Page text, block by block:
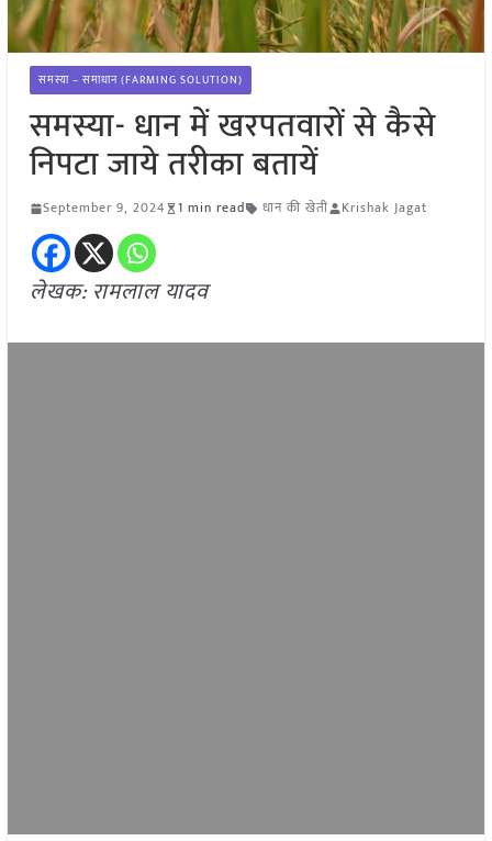
समस्या – समाधान (FARMING SOLUTION)
समस्या- धान में खरपतवारों से कैसे
निपटा जाये तरीका बतायें
September 9, 2024 1 min read धान की खेती Krishak Jagat
लेखक: रामलाल यादव